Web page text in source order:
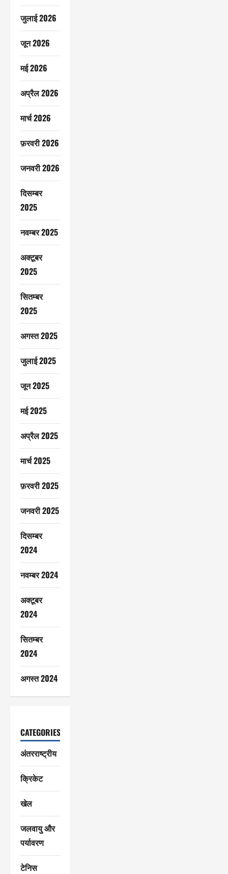
जुलाई 2026
जून 2026
मई 2026
अप्रैल 2026
मार्च 2026
फ़रवरी 2026
जनवरी 2026
दिसम्बर
2025
नवम्बर 2025
अक्टूबर
2025
सितम्बर
2025
अगस्त 2025
जुलाई 2025
जून 2025
मई 2025
अप्रैल 2025
मार्च 2025
फ़रवरी 2025
जनवरी 2025
दिसम्बर
2024
नवम्बर 2024
अक्टूबर
2024
सितम्बर
2024
अगस्त 2024
CATEGORIES
अंतरराष्ट्रीय
क्रिकेट
खेल
जलवायु और
पर्यावरण
टेनिस